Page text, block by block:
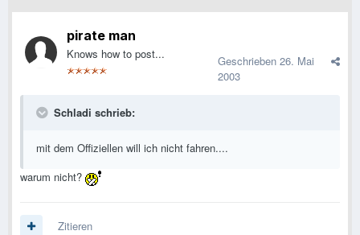
pirate man
Knows how to post... Geschrieben 26. Mai
2003
Schladi schrieb:
mit dem Offiziellen will ich nicht fahren....
warum nicht?
Zitieren